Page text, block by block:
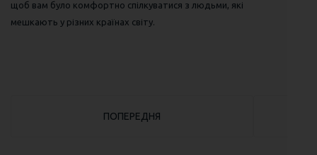
щоб вам було комфортно спілкуватися з людьми, які
мешкають у різних країнах світу.
ПОПЕРЕДНЯ СТАТТЯ: ВИВЧЕННЯ
ПОПЕРЕДНЯ